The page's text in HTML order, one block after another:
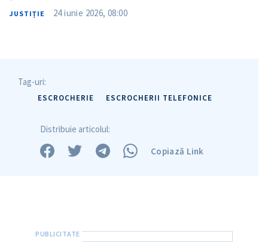
JUSTIȚIE 24 iunie 2026, 08:00
Tag-uri:
ESCROCHERIE ESCROCHERII TELEFONICE
Distribuie articolul:
Copiază Link